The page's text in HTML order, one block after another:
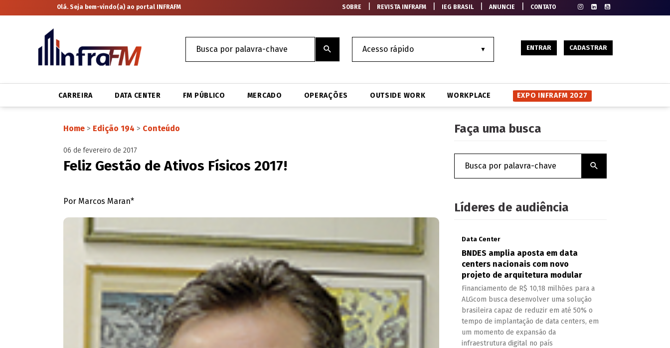
Olá. Seja bem-vindo(a) ao portal INFRAFM SOBRE REVISTA INFRAFM IEG BRASIL|ANUNCIE CONTATO
ENTRAR CADASTRAR
CARREIRA DATA CENTER FM PÚBLICO MERCADO OPERAÇÕES OUTSIDE WORK WORKPLACE EXPO INFRAFM 2027
Home> Edição 194 > Conteúdo
06 de fevereiro de 2017
Feliz Gestão de Ativos Físicos 2017!
Por Marcos Maran*
Faça uma busca
Líderes de audiência
Data Center
BNDES amplia aposta em data
centers nacionais com novo
projeto de arquitetura modular
Financiamento de R$ 10,18 milhões para a
ALGcom busca desenvolver uma solução
brasileira capaz de reduzir em até 50% o
tempo de implantação de data centers, em
um momento de expansão da
infraestrutura digital no país